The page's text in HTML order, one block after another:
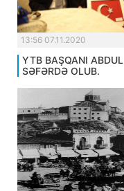
13:56 07.11.2020
YTB BAŞQANI
SƏFƏRDƏ OLUB.